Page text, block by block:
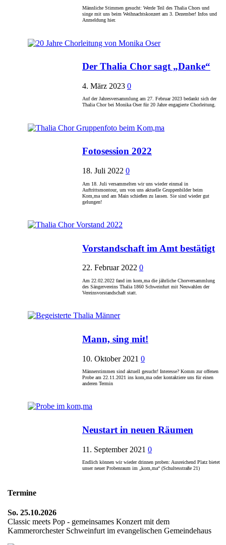
Männliche Stimmen gesucht: Werde Teil des Thalia Chors und
singe mit uns beim Weihnachtskonzert am 3. Dezember! Infos und
Anmeldung hier.
Der Thalia Chor sagt „Danke“
4. März 2023 0
Auf der Jahresversammlung am 27. Februar 2023 bedankt sich der
Thalia Chor bei Monika Oser für 20 Jahre engagierte Chorleitung.
Fotosession 2022
18. Juli 2022 0
Am 18. Juli versammelten wir uns wieder einmal in
Auftrittsmontour, um von uns aktuelle Gruppenbilder beim
Kom,ma und am Main schießen zu lassen. Sie sind wieder gut
gelungen!
Vorstandschaft im Amt bestätigt
22. Februar 2022 0
Am 22.02.2022 fand im kom,ma die jährliche Chorversammlung
des Sängervereins Thalia 1860 Schweinfurt mit Neuwahlen der
Vereinsvorstandschaft statt.
Mann, sing mit!
10. Oktober 2021 0
Männerstimmen sind aktuell gesucht! Interesse? Komm zur offenen
Probe am 22.11.2021 ins kom,ma oder kontaktiere uns für einen
anderen Termin
Neustart in neuen Räumen
11. September 2021 0
Endlich können wir wieder drinnen proben: Ausreichend Platz bietet
unser neuer Probenraum im „kom,ma“ (Schultesstraße 21)
Termine
So. 25.10.2026
Classic meets Pop - gemeinsames Konzert mit dem
Kammerorchester Schweinfurt im evangelischen Gemeindehaus